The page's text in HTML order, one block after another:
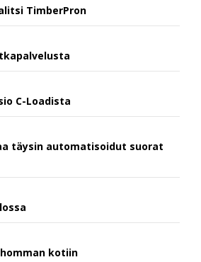
TimberPron
C-Loadista
täysin automatisoidut suorat
kotiin